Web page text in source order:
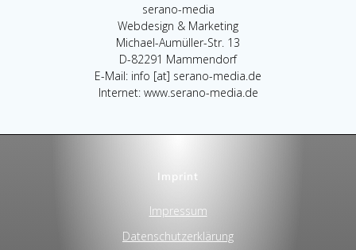
serano-media
Webdesign & Marketing
Michael-Aumüller-Str. 13
D-82291 Mammendorf
E-Mail: info [at] serano-media.de
Internet: www.serano-media.de
Imprint
Impressum
Datenschutzerklärung